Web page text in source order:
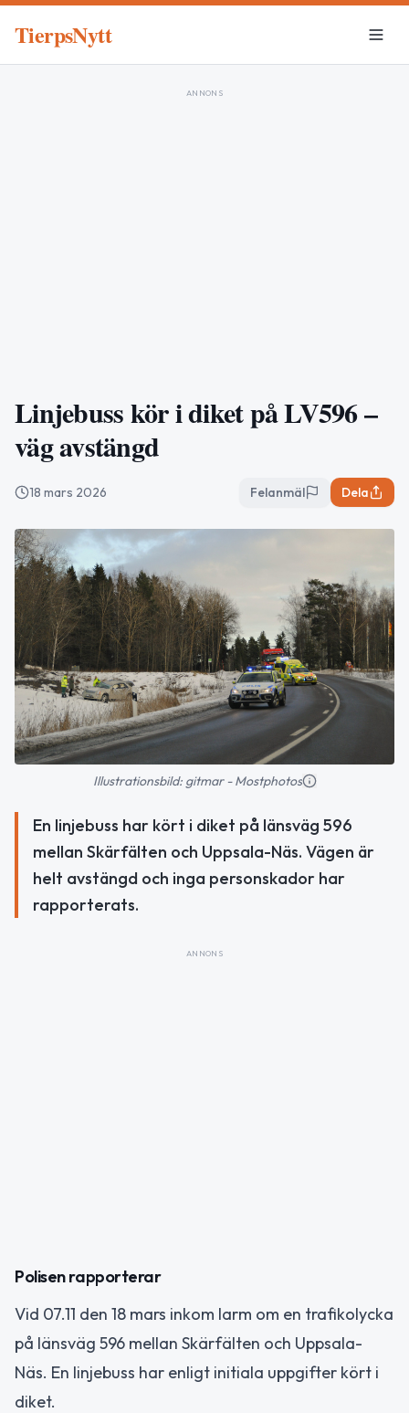
TierpsNytt
ANNONS
Linjebuss kör i diket på LV596 –
väg avstängd
18 mars 2026 Felanmäl Dela
Illustrationsbild: gitmar - Mostphotos
En linjebuss har kört i diket på länsväg 596
mellan Skärfälten och Uppsala-Näs. Vägen är
helt avstängd och inga personskador har
rapporterats.
ANNONS
Polisen rapporterar
Vid 07.11 den 18 mars inkom larm om en trafikolycka
på länsväg 596 mellan Skärfälten och Uppsala-
Näs. En linjebuss har enligt initiala uppgifter kört i
diket.